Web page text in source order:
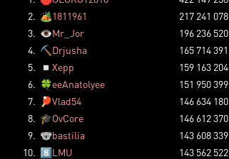
2. 🏕️1811961
217 241 078
3. 👁️Mr_Jor
196 236 520
4. ⛏️ Drjusha
165 714 391
5.
◽ Xepp
159 163 204
6. 🍀eeAnatolyee
151 950 399
7.
🏓Vlad54
146 634 180
8. 🎓OvCore
146 612 370
9. 🐨bastilia
143 608 339
10. 8️⃣LMU 143 562 522